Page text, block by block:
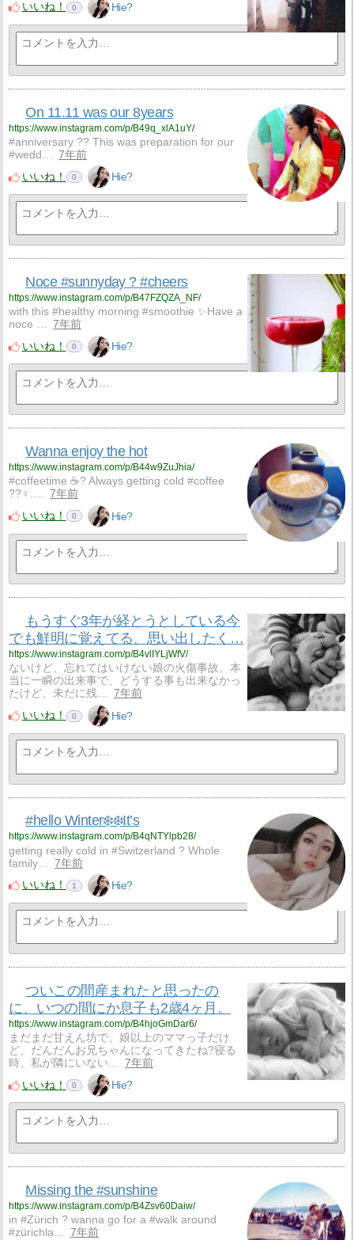
いいね！ 0 Hie?
On 11.11 was our 8years
https://www.instagram.com/p/B49q_xlA1uY/
#anniversary ?? This was preparation for our
#wedd…
7年前
いいね！
0 Hie?
Noce #sunnyday ? #cheers
https://www.instagram.com/p/B47FZQZA_NF/
with this #healthy morning #smoothie ✨Have a
noce …
7年前
いいね！
0 Hie?
Wanna enjoy the hot
https://www.instagram.com/p/B44w9ZuJhia/
#coffeetime ☕️? Always getting cold #coffee
??‍♀️.…
7年前
いいね！
0 Hie?
もうすぐ3年が経とうとしている今
でも鮮明に覚えてる、思い出したく…
https://www.instagram.com/p/B4vlIYLjWfV/
ないけど、忘れてはいけない娘の火傷事故。本
当に一瞬の出来事で、どうする事も出来なかっ
たけど、未だに残…
7年前
いいね！
0 Hie?
#hello Winter❄️❄️It’s
https://www.instagram.com/p/B4qNTYlpb28/
getting really cold in #Switzerland ? Whole
family…
7年前
いいね！
1 Hie?
ついこの間産まれたと思ったの
に、いつの間にか息子も2歳4ヶ月。
https://www.instagram.com/p/B4hjoGmDar6/
まだまだ甘えん坊で、娘以上のママっ子だけ
ど、だんだんお兄ちゃんになってきたね?寝る
時、私が隣にいない…
7年前
いいね！
0 Hie?
Missing the #sunshine
https://www.instagram.com/p/B4Zsv60Daiw/
in #Zürich ? wanna go for a #walk around
#zürichla…
7年前